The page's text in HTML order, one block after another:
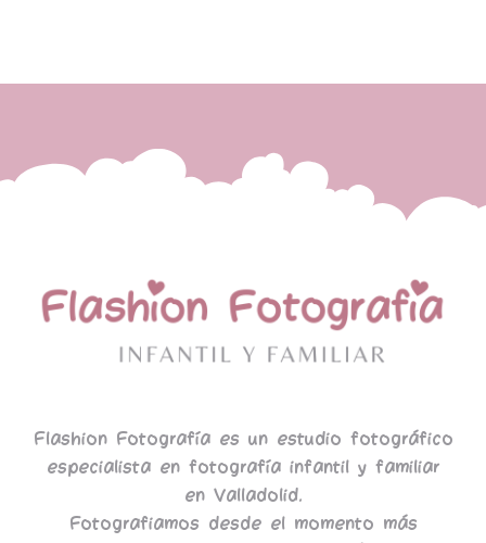
Flashion Fotografía es un estudio fotográfico
especialista en fotografía infantil y familiar
en Valladolid.
Fotografiamos desde el momento más